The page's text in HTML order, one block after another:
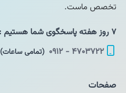
تخصص ماست.
۷ روز هفته پاسخگوی شما هستیم :
۴۷۰۳۷۲۲ - ۰۹۱۲
(تمامی ساعات)
صفحات